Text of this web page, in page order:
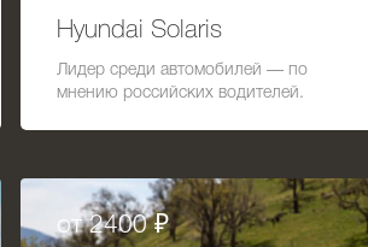
Hyundai Solaris
Лидер среди автомобилей — по
мнению российских водителей.
от 2400 ₽